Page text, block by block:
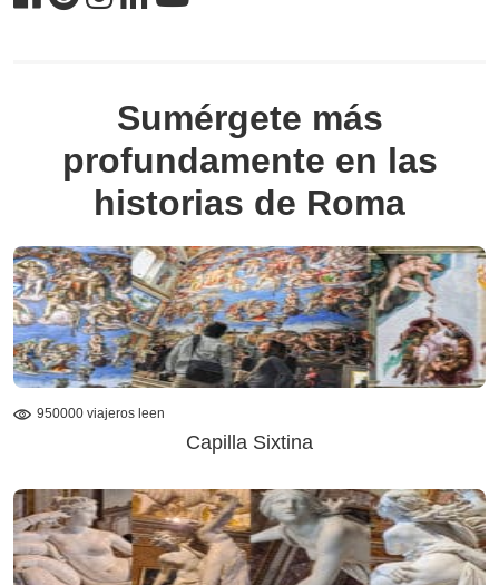
Sumérgete más
profundamente en las
historias de Roma
950000 viajeros leen
Capilla Sixtina